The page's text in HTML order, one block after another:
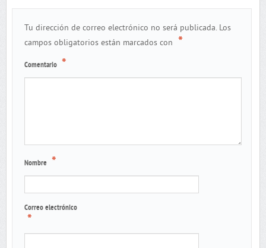
Tu dirección de correo electrónico no será publicada. Los
campos obligatorios están marcados con *
Comentario *
Nombre *
Correo electrónico
*